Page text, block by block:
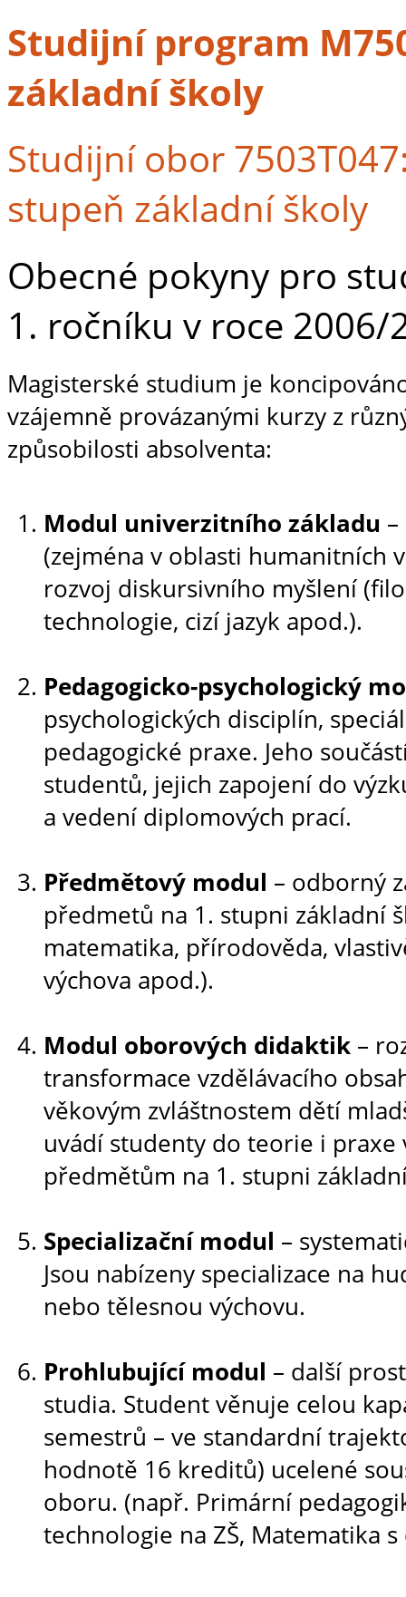
Studijní program
základní školy
Studijní obor
stupeň základní školy
Obecné pokyny pro
1. ročníku v roce
Magisterské studium je
vzájemně provázanými kurzy z
způsobilosti absolventa:
Modul univerzitního základu
(zejména v oblasti humanitních
rozvoj diskursivního myšlení
technologie, cizí jazyk apod.).
Pedagogicko-psychologický
psychologických disciplín,
pedagogické praxe. Jeho
studentů, jejich zapojení do
a vedení diplomových prací.
Předmětový modul – odborný
předmetů na 1. stupni základní
matematika, přírodověda,
výchova apod.).
Modul oborových didaktik –
transformace vzdělávacího
věkovým zvláštnostem dětí
uvádí studenty do teorie i
předmětům na 1. stupni
Specializační modul –
Jsou nabízeny specializace na
nebo tělesnou výchovu.
Prohlubující modul – další
studia. Student věnuje celou
semestrů – ve standardní
hodnotě 16 kreditů) ucelené
oboru. (např. Primární
technologie na ZŠ, Matematika